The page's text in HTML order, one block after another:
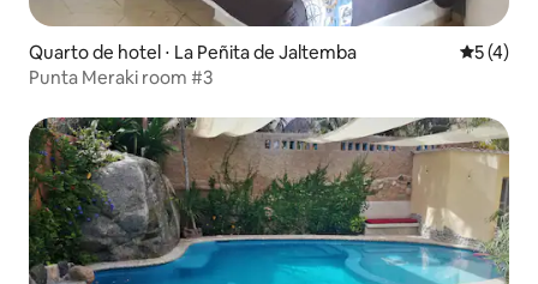
Quarto de hotel ⋅ La Peñita de Jaltemba 5 de
5 (4)
Punta Meraki room #3